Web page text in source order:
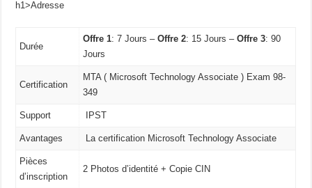
h1>Adresse
Durée
Offre 1: 7 Jours –Offre 2: 15 Jours –Offre 3: 90
Jours
Certification
MTA ( Microsoft Technology Associate ) Exam 98-
349
Support IPST
Avantages La certification Microsoft Technology Associate
Pièces
d’inscription
2 Photos d’identité + Copie CIN